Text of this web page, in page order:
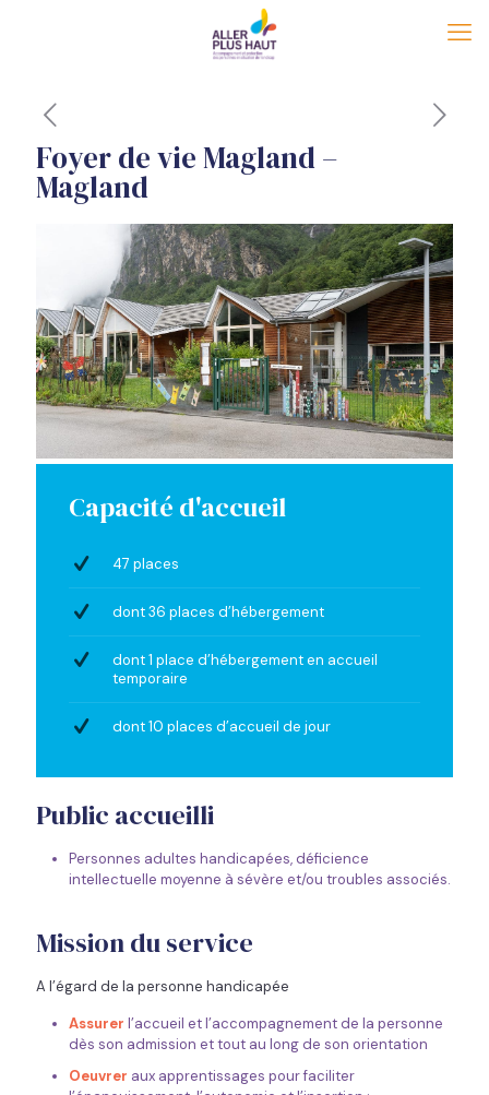
Foyer de vie Magland –
Magland
Capacité d'accueil
47 places
dont 36 places d’hébergement
dont 1 place d’hébergement en accueil
temporaire
dont 10 places d’accueil de jour
Public accueilli
Personnes adultes handicapées, déficience
intellectuelle moyenne à sévère et/ou troubles associés.
Mission du service
A l’égard de la personne handicapée
Assurer l’accueil et l’accompagnement de la personne
dès son admission et tout au long de son orientation
Oeuvrer aux apprentissages pour faciliter